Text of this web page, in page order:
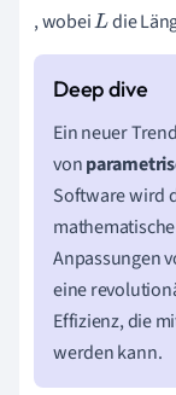
, wobeiL die
Ein neuer
von
Software wird
Anpassungen
eine
Effizienz, die
werden kann.